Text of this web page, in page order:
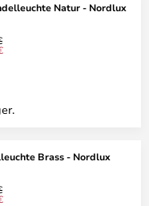
Natur - Nordlux
Brass - Nordlux